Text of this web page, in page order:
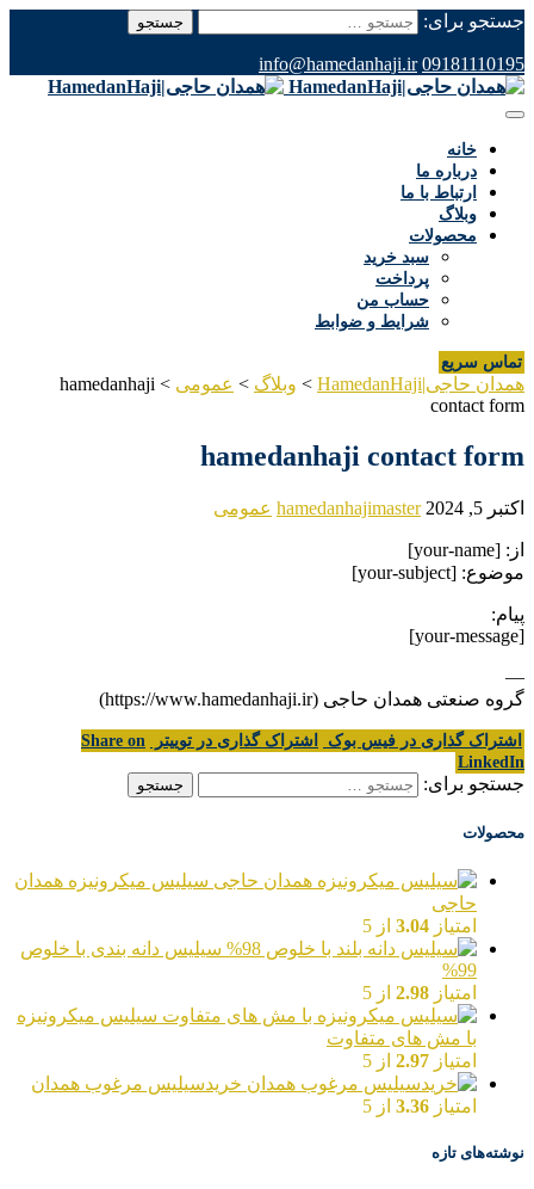
جستجو برای:
09181110195
info@hamedanhaji.ir
خانه
درباره ما
ارتباط با ما
وبلاگ
محصولات
سبد خرید
پرداخت
حساب من
شرایط و ضوابط
تماس سریع
همدان حاجی|HamedanHaji > وبلاگ > عمومی >
hamedanhaji
contact form
hamedanhaji contact form
اکتبر 5, 2024 hamedanhajimaster عمومی
از: [your-name]
موضوع: [your-subject]
پیام:
[your-message]
—
گروه صنعتی همدان حاجی (https://www.hamedanhaji.ir)
اشتراک گذاری در فیس بوک اشتراک گذاری در توییتر
Share on
LinkedIn
جستجو برای:
محصولات
سیلیس میکرونیزه همدان
حاجی
امتیاز 3.04 از 5
سیلیس دانه بندی با خلوص
99%
امتیاز 2.98 از 5
سیلیس میکرونیزه
با مش های متفاوت
امتیاز 2.97 از 5
خریدسیلیس مرغوب همدان
امتیاز 3.36 از 5
نوشته‌های تازه